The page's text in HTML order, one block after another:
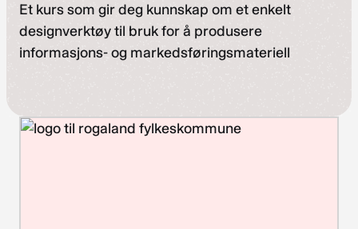
Et kurs som gir deg kunnskap om et enkelt
designverktøy til bruk for å produsere
informasjons- og markedsføringsmateriell